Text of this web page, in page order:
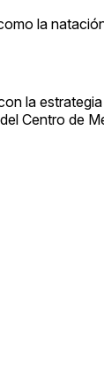
la
la
Centro de